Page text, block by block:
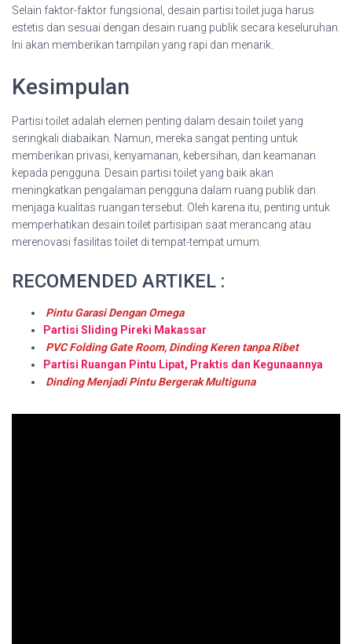
Selain faktor-faktor fungsional, desain partisi toilet juga harus
estetis dan sesuai dengan desain ruang publik secara keseluruhan.
Ini akan memberikan tampilan yang rapi dan menarik.
Kesimpulan
Partisi toilet adalah elemen penting dalam desain toilet yang
seringkali diabaikan. Namun, mereka sangat penting untuk
memberikan privasi, kenyamanan, kebersihan, dan keamanan
kepada pengguna. Desain partisi toilet yang baik akan
meningkatkan pengalaman pengguna dalam ruang publik dan
menjaga kualitas ruangan tersebut. Oleh karena itu, penting untuk
memperhatikan desain toilet partisipan saat merancang atau
merenovasi fasilitas toilet di tempat-tempat umum.
RECOMENDED ARTIKEL :
Pintu Garasi Dengan Omega
Partisi Sliding Pireki Makassar
PVC Folding Gate Room, Dinding Keren tanpa Ribet
Partisi Ruangan Pintu Lipat, Praktis dan Kegunaannya
Dinding Menjadi Pintu Bergerak Multiguna